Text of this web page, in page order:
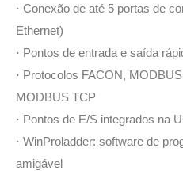
· Conexão de até 5 portas de
Ethernet)
· Pontos de entrada e saída
· Protocolos FACON,
MODBUS TCP
· Pontos de E/S integrados na
· WinProladder: software de
amigável